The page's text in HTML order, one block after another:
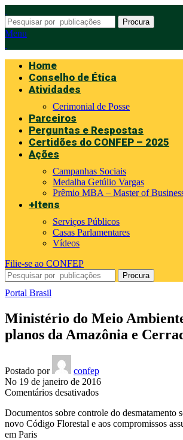
Procura
Menu
Home
Conselho de Ética
Atividades
Cerimonial de Posse
Parceiros
Perguntas e Respostas
Certidões do CONFEP – 2025
Ações
Campanhas Sociais
Medalha Getúlio Vargas
Prêmio MBA – Master of
+Itens
Serviços Públicos
Casas Parlamentares
Vídeos
Filie-se ao CONFEP
Procura
Portal Brasil
Ministério do Meio
planos da Amazônia e
Postado por
confep
No 19 de janeiro de 2016
Comentários desativadosem
do
Meio
Documentos sobre controle do desmatamento
novo Código Florestal e aos compromissos
em Paris